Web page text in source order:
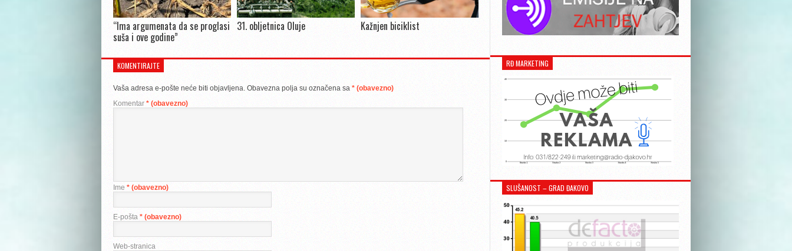
“Ima argumenata da se proglasi
suša i ove godine”
31. obljetnica Oluje Kažnjen biciklist
KOMENTIRAJTE
Vaša adresa e-pošte neće biti objavljena. Obavezna polja su označena sa * (obavezno)
Komentar * (obavezno)
Ime * (obavezno)
E-pošta * (obavezno)
Web-stranica
RĐ MARKETING
SLUŠANOST – GRAD ĐAKOVO